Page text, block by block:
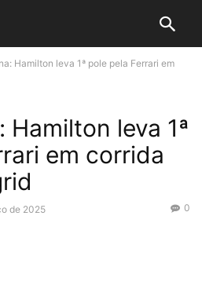
Hamilton leva 1ª pole pela Ferrari em
Hamilton leva 1ª
em corrida
de 2025 0